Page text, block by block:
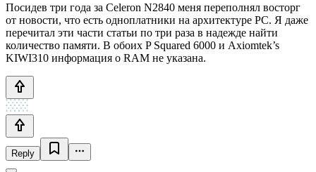
Посидев три года за Celeron N2840 меня переполнял восторг
от новости, что есть одноплатники на архитектуре PC. Я даже
перечитал эти части статьи по три раза в надежде найти
количество памяти. В обоих P Squared 6000 и Axiomtek’s
KIWI310 информация о RAM не указана.
Reply